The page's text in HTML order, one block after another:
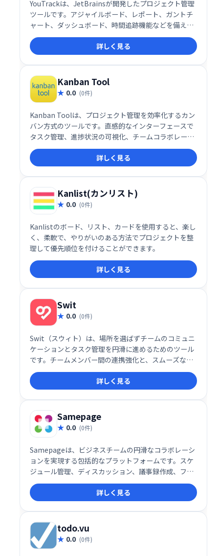
YouTrackは、JetBrainsが開発したプロジェクト管理
ツールです。アジャイルボード、レポート、ガントチ
ャート、ダッシュボード、時間追跡機能などを備え、
タスクや課題の追跡、顧客対応、スプリント計画など
を効率化します。柔軟なワークフロー設定と、マーク
ダウンや絵文字反応にも対応。10ユーザーまでは無料
で利用でき、クラウドまたはスタンドアロンで導入可
能です。
詳しく見る
Kanban Tool
0.0 (0件)
Kanban Toolは、プロジェクト管理を効率化するカン
バン方式のツールです。直感的なインターフェースで
タスク管理、進捗状況の可視化、チームコラボレーシ
ョンをスムーズに行えます。柔軟なカスタマイズと豊
富な機能で、あらゆる規模のプロジェクトに対応しま
す。効率的なワークフロー構築と生産性向上を実現
し、ビジネスの成長をサポートします。
詳しく見る
Kanlist(カンリスト)
0.0 (0件)
Kanlistのボード、リスト、カードを使用すると、楽し
く、柔軟で、やりがいのある方法でプロジェクトを整
理して優先順位を付けることができます。
詳しく見る
Swit
0.0 (0件)
Swit（スウィト）は、場所を選ばずチームのコミュニ
ケーションとタスク管理を円滑に進めるためのツール
です。チームメンバー間の連携強化と、スムーズな業
務遂行を支援します。どこにいても、リアルタイムで
情報共有やタスク管理を行い、生産性向上を実現しま
しょう。
詳しく見る
Samepage
0.0 (0件)
Samepageは、ビジネスチームの円滑なコラボレーシ
ョンを実現する包括的なプラットフォームです。スケ
ジュール管理、ディスカッション、議事録作成、ファ
イル共有、インスタントメッセージ、タスク管理な
ど、チームワークに必要な機能を一つに集約。情報の
一元化による効率化と、スムーズなコミュニケーショ
ン促進で、生産性向上をサポートします。単一のプラ
ットフォームでチームワークを強化し、ビジネスの成
功に貢献します。
詳しく見る
todo.vu
0.0 (0件)